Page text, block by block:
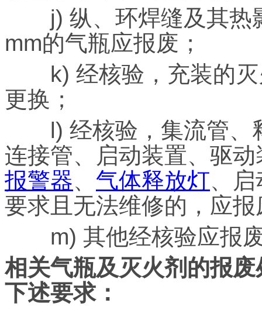
j) 纵、环焊缝及其热
mm的气瓶应报废；
k) 经核验，充装的灭
更换；
l) 经核验，集流管、
连接管、启动装置、驱
报警器、 气体释放灯、
要求且无法维修的，应报
m) 其他经核验应报
相关气瓶及灭火剂的报
下述要求：